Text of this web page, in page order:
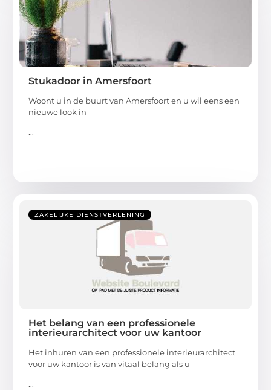
Stukadoor in Amersfoort
Woont u in de buurt van Amersfoort en u wil eens een
nieuwe look in
...
ZAKELIJKE DIENSTVERLENING
Het belang van een professionele
interieurarchitect voor uw kantoor
Het inhuren van een professionele interieurarchitect
voor uw kantoor is van vitaal belang als u
...